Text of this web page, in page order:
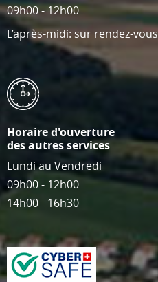
09h00 - 12h00
L’après-midi: sur rendez-vous
Horaire d'ouverture
des autres services
Lundi au Vendredi
09h00 - 12h00
14h00 - 16h30